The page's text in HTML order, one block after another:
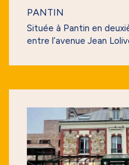
PANTIN
Située à Pantin en
entre l’avenue Jean